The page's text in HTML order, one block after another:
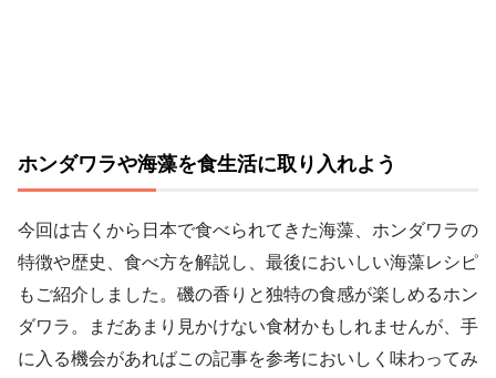
ホンダワラや海藻を食生活に取り入れよう
今回は古くから日本で食べられてきた海藻、ホンダワラの
特徴や歴史、食べ方を解説し、最後においしい海藻レシピ
もご紹介しました。磯の香りと独特の食感が楽しめるホン
ダワラ。まだあまり見かけない食材かもしれませんが、手
に入る機会があればこの記事を参考においしく味わってみ